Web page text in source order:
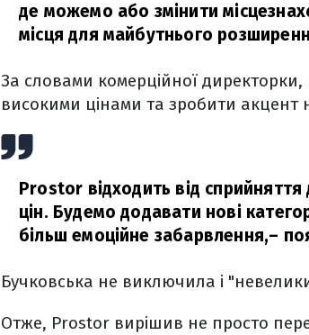
де можемо або змінити
місця для майбутнього
За словами комерційної директорки,
високими цінами та зробити акцент
Prostor відходить від
цін. Будемо додавати нові
більш емоційне забарвлення,–
Бучковська не виключила і
Отже, Prostor вирішив не просто